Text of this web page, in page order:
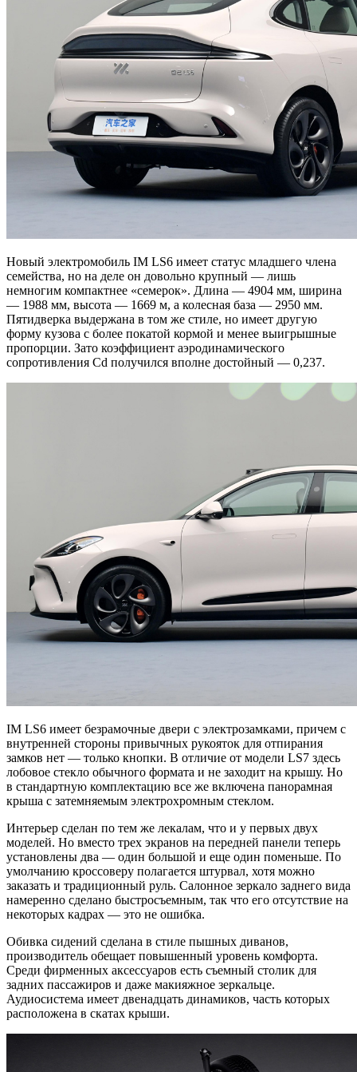
Новый электромобиль IM LS6 имеет статус младшего члена
семейства, но на деле он довольно крупный — лишь
немногим компактнее «семерок». Длина — 4904 мм, ширина
— 1988 мм, высота — 1669 м, а колесная база — 2950 мм.
Пятидверка выдержана в том же стиле, но имеет другую
форму кузова с более покатой кормой и менее выигрышные
пропорции. Зато коэффициент аэродинамического
сопротивления Cd получился вполне достойный — 0,237.
IM LS6 имеет безрамочные двери с электрозамками, причем с
внутренней стороны привычных рукояток для отпирания
замков нет — только кнопки. В отличие от модели LS7 здесь
лобовое стекло обычного формата и не заходит на крышу. Но
в стандартную комплектацию все же включена панорамная
крыша с затемняемым электрохромным стеклом.
Интерьер сделан по тем же лекалам, что и у первых двух
моделей. Но вместо трех экранов на передней панели теперь
установлены два — один большой и еще один поменьше. По
умолчанию кроссоверу полагается штурвал, хотя можно
заказать и традиционный руль. Салонное зеркало заднего вида
намеренно сделано быстросъемным, так что его отсутствие на
некоторых кадрах — это не ошибка.
Обивка сидений сделана в стиле пышных диванов,
производитель обещает повышенный уровень комфорта.
Среди фирменных аксессуаров есть съемный столик для
задних пассажиров и даже макияжное зеркальце.
Аудиосистема имеет двенадцать динамиков, часть которых
расположена в скатах крыши.